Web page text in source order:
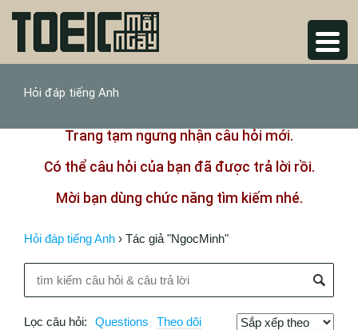
Hỏi đáp tiếng Anh
Trang tạm ngưng nhận câu hỏi mới.
Có thể câu hỏi của bạn đã được trả lời rồi.
Mời bạn dùng chức năng tìm kiếm nhé.
Hỏi đáp tiếng Anh › Tác giả "NgocMinh"
Lọc câu hỏi: Questions Theo dõi